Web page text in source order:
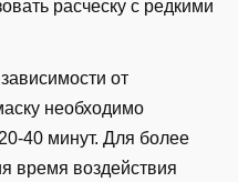
расческу с редкими
от
необходимо
40 минут. Для более
время воздействия